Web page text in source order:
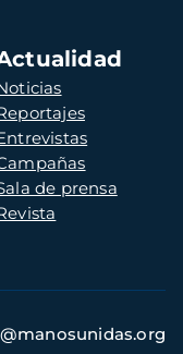
de prensa